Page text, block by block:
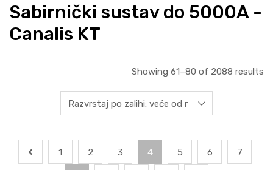
Sabirnički sustav do 5000A -
Canalis KT
Showing 61–80 of 2088 results
1 2 3 4 5 6 7